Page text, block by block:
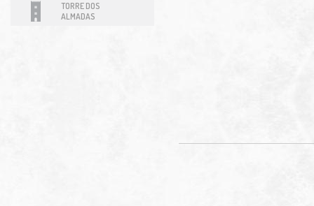
TORRE DOS
ALMADAS